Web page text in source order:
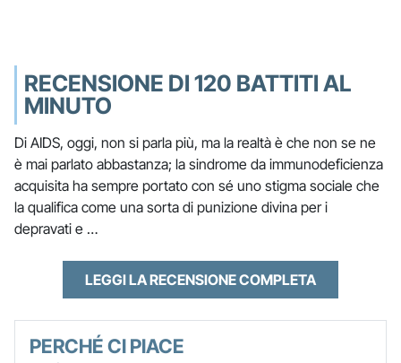
RECENSIONE DI 120 BATTITI AL
MINUTO
Di AIDS, oggi, non si parla più, ma la realtà è che non se ne
è mai parlato abbastanza; la sindrome da immunodeficienza
acquisita ha sempre portato con sé uno stigma sociale che
la qualifica come una sorta di punizione divina per i
depravati e …
LEGGI LA RECENSIONE COMPLETA
PERCHÉ CI PIACE